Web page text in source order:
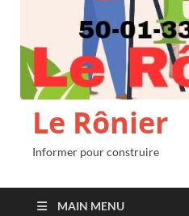
Le Rônier
Informer pour construire
MAIN MENU